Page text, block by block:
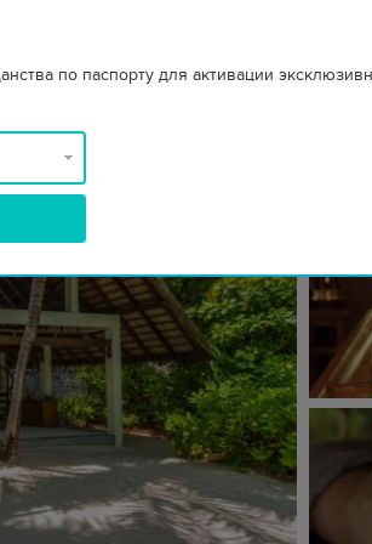
и персональные услуги
по паспорту для активации